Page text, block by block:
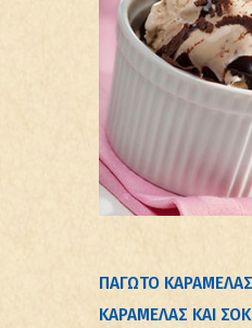
ΠΑΓΩΤΟ
ΚΑΡΑΜΕΛΑΣ ΚΑΙ